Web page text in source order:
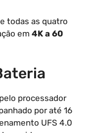
todas as quatro
em 4K a 60
processador
por até 16
UFS 4.0